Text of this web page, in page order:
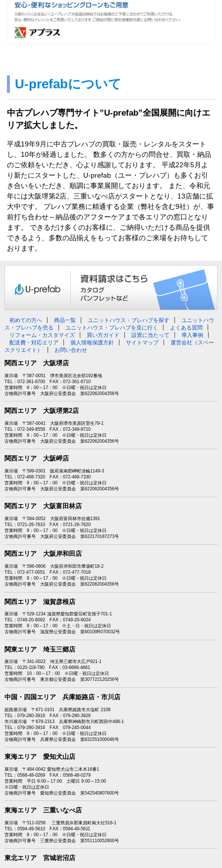
U-prefabについて
中古プレハブ専門サイト”U-prefab”全国展開に向けエ
リア拡大しました。
平成19年9月に中古プレハブの買取・販売・レンタルをスタート
し、10年が経過しました。 数多くの方からの問合せ、買取・納品
のご依頼をいただき、心より感謝しております。 平成22年5月よ
り新たにスタートした、U-prefab（ユー・プレハブ）も多くお引
き合いをいただき、順調に事業展開しております。 また、令和元
年には大阪堺第2店、三重いなべ店がスタートとなり、13店舗に拡
大中です。 プレハブ業務に精通する企業（弊社を含む9社）が、事
前打ち合わせ～納品後のアフターケアまで各エリアの窓口となり
ます。 できるだけ多くのお客様に、ご納得いただける商品を提供
できるよう、多数の品揃えをもってお客様のご来場をお待ちして
おります。
初めての方へ 商品一覧 ユニットハウス・プレハブを探す
ユニットハウ
ス・プレハブを売る
ユニットハウス・プレハブを見に行く
よくある質問
リフォーム・カスタマイズ
買い方ガイド 設置に当たって
導入事例
配送費・対応エリア
個人情報保護方針 サイトマップ
運営会社（スペー
スクリエイト）
お問い合わせ
関西エリア 大阪堺店
展示場 〒587-0051 堺市美原区北余部192番地
TEL：072-361-6700 FAX：072-361-6710
営業時間 9：00～17：00 ※日曜・祝日は定休日
古物商許可番号 大阪府公安委員会 第622062004356号
関西エリア 大阪堺第2店
展示場 〒587-0041 大阪府堺市美原区菅生79-1
TEL：072-349-8558 FAX：072-349-8710
営業時間 9：00～17：00 ※日曜・祝日は定休日
古物商許可番号 大阪府公安委員会 第622062004356号
関西エリア 大阪岬店
展示場 〒599-0301 阪府泉南郡岬町淡輪1149-3
TEL：072-468-7320 FAX：072-468-7330
営業時間 9：00～17：00 ※日曜・祝日は定休日
古物商許可番号 大阪府公安委員会 第622062004356号
関西エリア 大阪富田林店
展示場 〒584-0052 大阪府富田林市佐備1391
TEL：0721-26-7610 FAX：0721-26-7620
営業時間 9：00～17：00 ※日曜・祝日は定休日
古物商許可番号 大阪府公安委員会 第622170187273号
関西エリア 大阪岸和田店
展示場 〒596-0806 大阪府岸和田市摩湯町18-2
TEL：072-477-0051 FAX：072-477-7018
営業時間 9：00～17：00 ※日曜・祝日は定休日
古物商許可番号 大阪府公安委員会 第622062004356号
関西エリア 滋賀彦根店
展示場 〒529-1234 滋賀県愛知郡愛荘町安孫子701-1
TEL：0749-20-6092 FAX：0749-20-6024
営業時間 9：00～17：00 ※土・日・祝日は定休日
古物商許可番号 滋賀県公安委員会 第60109R070032号
関東エリア 埼玉三郷店
展示場 〒341-0022 埼玉県三郷市大広戸921-1
TEL：0120-119-780 FAX：03-6666-4661
営業時間 10：00～17：00 ※日曜・祝日は定休日
古物商許可番号 東京都公安委員会 第307722120256号
中国・四国エリア 兵庫姫路店・市川店
姫路展示場 〒671-0101 兵庫県姫路市大塩町 2108
TEL：079-280-3916 FAX：079-280-3926
市川展示場 〒679-2313 兵庫県神崎郡市川町西田中498-1
TEL：079-280-3916 FAX 079-245-0044
営業時間 9：00～17：00 ※日曜・祝日は定休日
古物商許可番号 兵庫県公安委員会 第631551000046号
東海エリア 愛知犬山店
展示場 〒484-0042 愛知県犬山市二本木16番1
TEL：0568-48-0269 FAX：0568-48-0279
営業時間 平日 9:00～17:00 土曜日 9:00～15:00
※日曜・祝日は定休日
古物商許可番号 愛知県公安委員会 第542540807600号
東海エリア 三重いなべ店
展示場 〒511-0256 三重県員弁郡東員町南大社516-1
TEL：0594-49-5610 FAX：0594-49-5611
営業時間 9：00～17：00 ※日曜・祝日は定休日
古物商許可番号 三重県公安委員会 第551110052800号
東北エリア 宮城岩沼店